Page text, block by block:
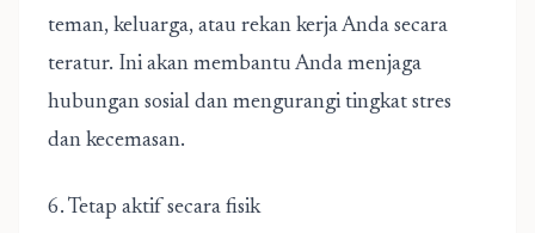
teman, keluarga, atau rekan kerja Anda secara
teratur. Ini akan membantu Anda menjaga
hubungan sosial dan mengurangi tingkat stres
dan kecemasan.
6. Tetap aktif secara fisik